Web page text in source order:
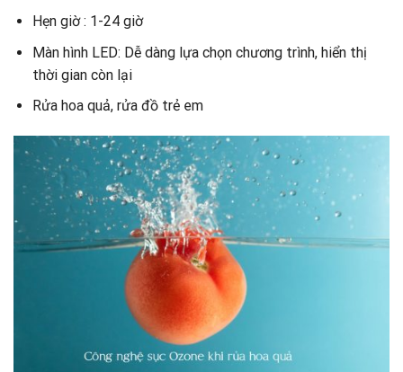
Hẹn giờ : 1-24 giờ
Màn hình LED: Dễ dàng lựa chọn chương trình, hiển thị
thời gian còn lại
Rửa hoa quả, rửa đồ trẻ em